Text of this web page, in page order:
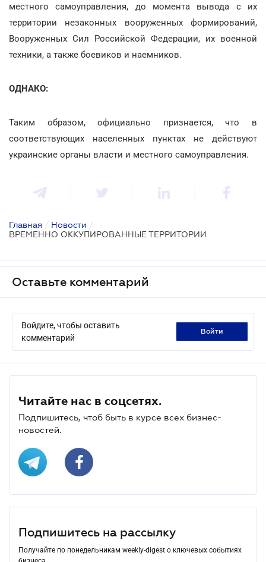
местного самоуправления, до момента вывода с их
территории незаконных вооруженных формирований,
Вооруженных Сил Российской Федерации, их военной
техники, а также боевиков и наемников.
ОДНАКО:
Таким образом, официально признается, что в
соответствующих населенных пунктах не действуют
украинские органы власти и местного самоуправления.
Главная / Новости /
ВРЕМЕННО ОККУПИРОВАННЫЕ ТЕРРИТОРИИ
Оставьте комментарий
Войдите, чтобы оставить
комментарий
войти
Читайте нас в соцсетях.
Подпишитесь, чтоб быть в курсе всех бизнес-
новостей.
Подпишитесь на рассылку
Получайте по понедельникам weekly-digest о ключевых событиях